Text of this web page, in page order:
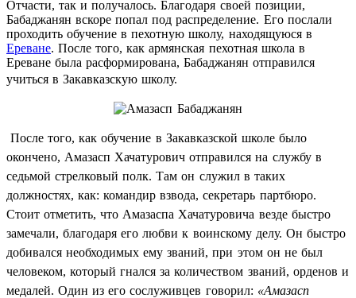
Отчасти, так и получалось. Благодаря своей позиции,
Бабаджанян вскоре попал под распределение. Его послали
проходить обучение в пехотную школу, находящуюся в
Ереване. После того, как армянская пехотная школа в
Ереване была расформирована, Бабаджанян отправился
учиться в Закавказскую школу.
После того, как обучение в Закавказской школе было
окончено, Амазасп Хачатурович отправился на службу в
седьмой стрелковый полк. Там он служил в таких
должностях, как: командир взвода, секретарь партбюро.
Стоит отметить, что Амазаспа Хачатуровича везде быстро
замечали, благодаря его любви к воинскому делу. Он быстро
добивался необходимых ему званий, при этом он не был
человеком, который гнался за количеством званий, орденов и
медалей. Один из его сослуживцев говорил: «Амазасп